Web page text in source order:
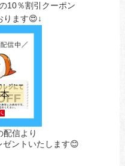
10％割引クーポン
ります😍↓
配信より
ゼントいたします😊